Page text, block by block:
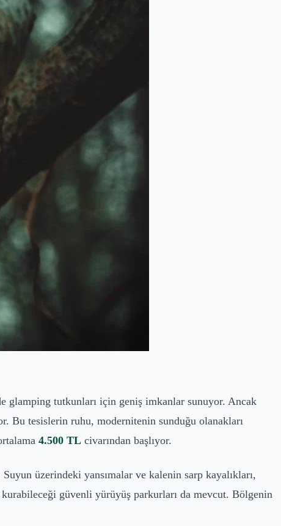
glamping tutkunları için geniş imkanlar sunuyor. Ancak
Bu tesislerin ruhu, modernitenin sunduğu olanakları
4.500 TL civarından başlıyor.
üzerindeki yansımalar ve kalenin sarp kayalıkları,
güvenli yürüyüş parkurları da mevcut. Bölgenin